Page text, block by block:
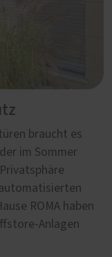
braucht es
im Sommer
ROMA haben
Anlagen